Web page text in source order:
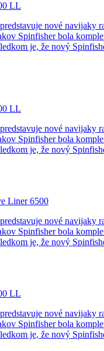
LL
nové navijaky
Spinfisher bola
je, že nový
LL
nové navijaky
Spinfisher bola
je, že nový
Liner 6500
nové navijaky
Spinfisher bola
je, že nový
LL
nové navijaky
Spinfisher bola
je, že nový